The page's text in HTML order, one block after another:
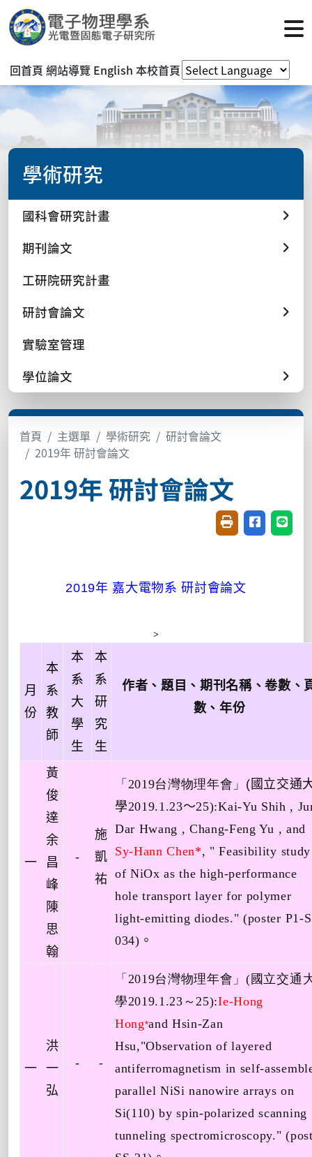
回首頁 網站導覽 English 本校首頁
學術研究
國科會研究計畫
期刊論文
工研院研究計畫
研討會論文
實驗室管理
學位論文
首頁 主選單 學術研究
研討會論文
2019年 研討會論文
2019年 研討會論文
友善列印(開新視
分享至臉書
分享
2019年 嘉大電物系 研討會論文
>
月
份
本
系
教
師
本
系
大
學
生
本
系
研
究
生
作者、題目、期刊名稱、卷數、
數、年份
一
黃
俊
達
余
昌
峰
陳
思
翰
-
施
凱
祐
「 2019台灣物理年會」 ( 國立交通
學2019.1.23～25):Kai-Yu Shih ,
Dar Hwang , Chang-Feng Yu , and
Sy-Hann Chen*, " Feasibility study
of NiOx as the high-performance
hole transport layer for polymer
light-emitting diodes." (poster P1-
034) 。
一
洪
一
弘
- -
「 2019台灣物理年會 」(國立交通
學2019.1.23 ～ 25):Ie-Hong
Hong*andHsin-Zan
Hsu,"Observation of layered
antiferromagnetism in self-
parallel NiSi nanowire arrays on
Si(110) by spin-polarized scanning
tunneling spectromicroscopy."